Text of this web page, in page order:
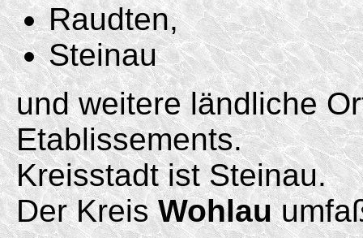
Raudten,
Steinau
und weitere ländliche
Etablissements.
Kreisstadt ist Steinau.
Der KreisWohlau